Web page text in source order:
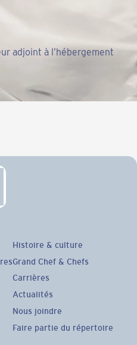
adjoint à l’hébergement
Histoire & culture
Grand Chef & Chefs
Carrières
Actualités
Nous joindre
Faire partie du répertoire